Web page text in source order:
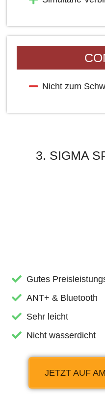
Nicht zum
3. SIGMA
Gutes
ANT+ & Bluetooth
Sehr leicht
Nicht wasserdicht
JETZT AUF